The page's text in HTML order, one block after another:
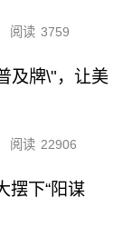
阅读 3759
及牌\"，让美
阅读 22906
摆下“阳谋